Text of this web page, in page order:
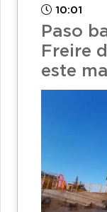
10:01
Paso
Freire
este